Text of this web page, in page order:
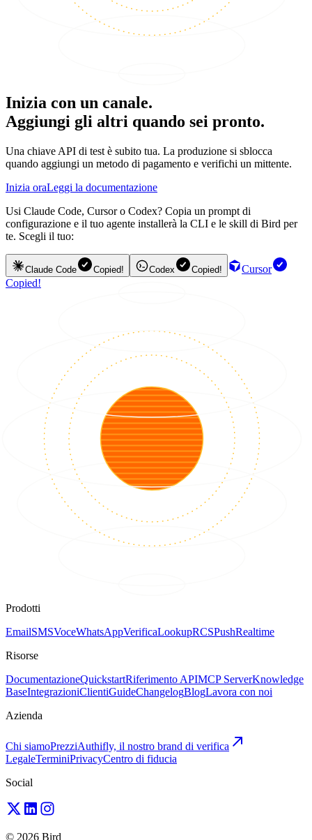
Inizia con un canale.
Aggiungi gli altri quando sei pronto.
Una chiave API di test è subito tua. La produzione si sblocca
quando aggiungi un metodo di pagamento e verifichi un mittente.
Inizia oraLeggi la documentazione
Usi Claude Code, Cursor o Codex? Copia un prompt di
configurazione e il tuo agente installerà la CLI e le skill di Bird per
te. Scegli il tuo:
Claude Code Copied! Codex Copied!
Cursor
Copied!
Prodotti
EmailSMSVoceWhatsAppVerificaLookupRCSPushRealtime
Risorse
DocumentazioneQuickstartRiferimento APIMCP ServerKnowledge
BaseIntegrazioniClientiGuideChangelogBlogLavora con noi
Azienda
Chi siamoPrezziAuthifly, il nostro brand di verifica
LegaleTerminiPrivacyCentro di fiducia
Social
© 2026 Bird